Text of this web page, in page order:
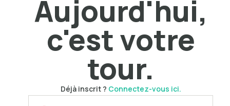
Aujourd'hui,
c'est votre
tour.
Déjà inscrit ? Connectez-vous ici.